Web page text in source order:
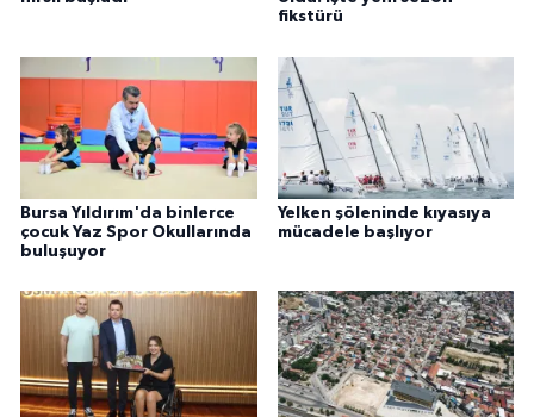
fikstürü
Bursa Yıldırım'da binlerce
çocuk Yaz Spor Okullarında
buluşuyor
Yelken şöleninde kıyasıya
mücadele başlıyor